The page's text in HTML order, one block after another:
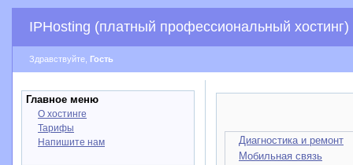
IPHosting (платный профессиональный хостинг)
Здравствуйте, Гость
Главное меню
О хостинге
Тарифы
Напишите нам
Диагностика и ремонт
Мобильная связь